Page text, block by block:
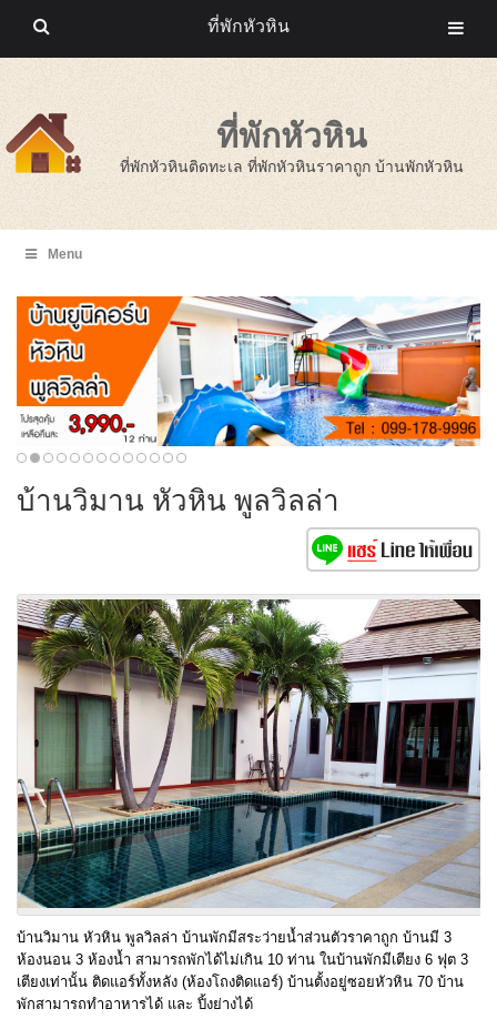
ที่พักหัวหิน
ที่พักหัวหินติดทะเล ที่พักหัวหินราคาถูก บ้านพักหัวหิน
Menu
บ้านวิมาน หัวหิน พูลวิลล่า
บ้านวิมาน หัวหิน พูลวิลล่า บ้านพักมีสระว่ายน้ำส่วนตัวราคาถูก บ้านมี 3
ห้องนอน 3 ห้องน้ำ สามารถพักได้ไม่เกิน 10 ท่าน ในบ้านพักมีเตียง 6 ฟุต 3
เตียงเท่านั้น ติดแอร์ทั้งหลัง (ห้องโถงติดแอร์) บ้านตั้งอยู่ซอยหัวหิน 70 บ้าน
พักสามารถทำอาหารได้ และ ปิ้งย่างได้
ที่พักหัวหิน